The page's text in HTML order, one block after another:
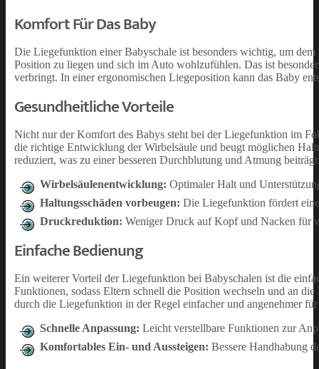
Komfort Für Das Baby
Die Liegefunktion einer Babyschale ist besonders wichtig, um
Position zu liegen und sich im Auto wohlzufühlen. Das ist
verbringt. In einer ergonomischen Liegeposition kann das Baby
Gesundheitliche Vorteile
Nicht nur der Komfort des Babys steht bei der Liegefunktion im
die richtige Entwicklung der Wirbelsäule und beugt möglichen
reduziert, was zu einer besseren Durchblutung und Atmung
Wirbelsäulenentwicklung: Optimaler Halt und
Haltungsschäden vorbeugen: Die Liegefunktion fördert
Druckreduktion: Weniger Druck auf Kopf und Nacken für
Einfache Bedienung
Ein weiterer Vorteil der Liegefunktion bei Babyschalen ist die
Funktionen, sodass Eltern schnell die Position wechseln und an
durch die Liegefunktion in der Regel einfacher und angenehmer
Schnelle Anpassung: Leicht verstellbare Funktionen zur
Komfortables Ein- und Aussteigen: Bessere Handhabung